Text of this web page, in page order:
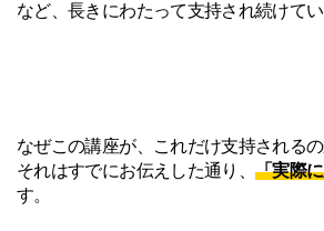
など、長きにわたって支持され続けてい
なぜこの講座が、これだけ支持されるの
それはすでにお伝えした通り、「実際
す。